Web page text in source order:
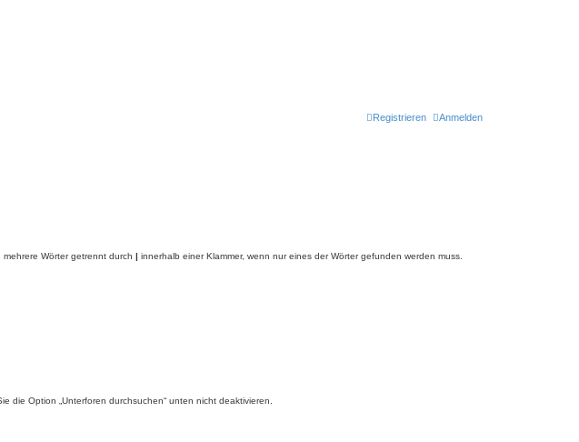
Anmelden
Registrieren
Wörter getrennt durch | innerhalb einer Klammer, wenn nur eines der Wörter gefunden werden muss.
die Option „Unterforen durchsuchen“ unten nicht deaktivieren.